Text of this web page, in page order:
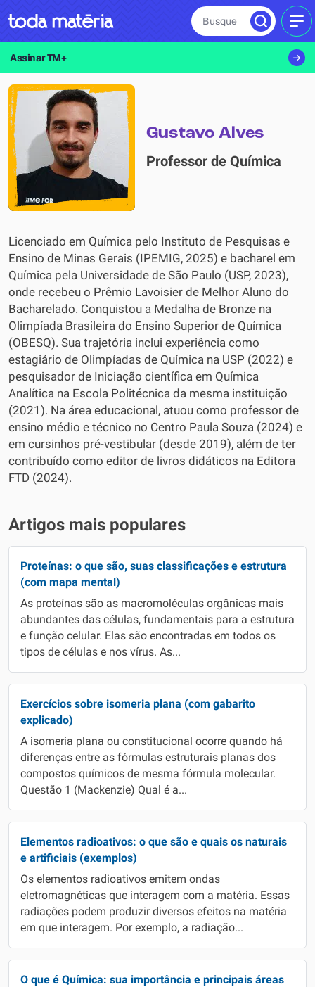
Busque
Assinar TM+
Gustavo Alves
Professor de Química
Licenciado em Química pelo Instituto de Pesquisas e
Ensino de Minas Gerais (IPEMIG, 2025) e bacharel em
Química pela Universidade de São Paulo (USP, 2023),
onde recebeu o Prêmio Lavoisier de Melhor Aluno do
Bacharelado. Conquistou a Medalha de Bronze na
Olimpíada Brasileira do Ensino Superior de Química
(OBESQ). Sua trajetória inclui experiência como
estagiário de Olimpíadas de Química na USP (2022) e
pesquisador de Iniciação científica em Química
Analítica na Escola Politécnica da mesma instituição
(2021). Na área educacional, atuou como professor de
ensino médio e técnico no Centro Paula Souza (2024) e
em cursinhos pré-vestibular (desde 2019), além de ter
contribuído como editor de livros didáticos na Editora
FTD (2024).
Artigos mais populares
Proteínas: o que são, suas classificações e estrutura
(com mapa mental)
As proteínas são as macromoléculas orgânicas mais
abundantes das células, fundamentais para a estrutura
e função celular. Elas são encontradas em todos os
tipos de células e nos vírus. As...
Exercícios sobre isomeria plana (com gabarito
explicado)
A isomeria plana ou constitucional ocorre quando há
diferenças entre as fórmulas estruturais planas dos
compostos químicos de mesma fórmula molecular.
Questão 1 (Mackenzie) Qual é a...
Elementos radioativos: o que são e quais os naturais
e artificiais (exemplos)
Os elementos radioativos emitem ondas
eletromagnéticas que interagem com a matéria. Essas
radiações podem produzir diversos efeitos na matéria
em que interagem. Por exemplo, a radiação...
O que é Química: sua importância e principais áreas